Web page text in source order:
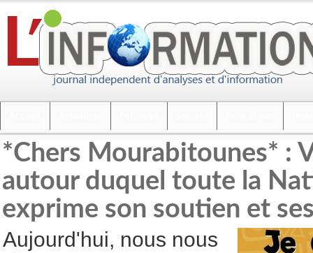
*Chers Mourabitounes* :
autour duquel toute la
exprime son soutien et
Aujourd'hui, nous nous